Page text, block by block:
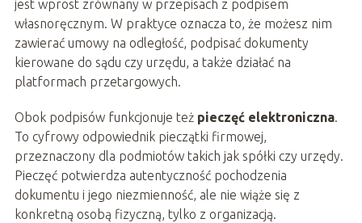
jest wprost zrównany w przepisach z podpisem
własnoręcznym. W praktyce oznacza to, że możesz nim
zawierać umowy na odległość, podpisać dokumenty
kierowane do sądu czy urzędu, a także działać na
platformach przetargowych.
Obok podpisów funkcjonuje też pieczęć elektroniczna.
To cyfrowy odpowiednik pieczątki firmowej,
przeznaczony dla podmiotów takich jak spółki czy urzędy.
Pieczęć potwierdza autentyczność pochodzenia
dokumentu i jego niezmienność, ale nie wiąże się z
konkretną osobą fizyczną, tylko z organizacją.